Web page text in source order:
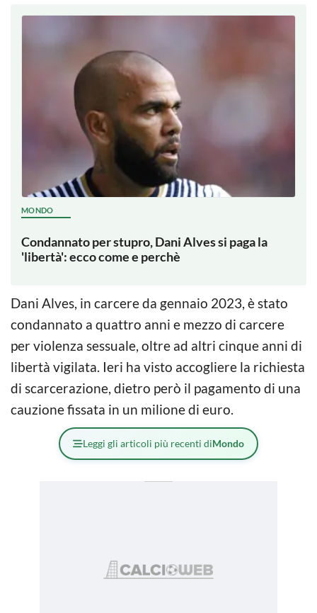
MONDO
Condannato per stupro, Dani Alves si paga la
'libertà': ecco come e perchè
Dani Alves, in carcere da gennaio 2023, è stato
condannato a quattro anni e mezzo di carcere
per violenza sessuale, oltre ad altri cinque anni di
libertà vigilata. Ieri ha visto accogliere la richiesta
di scarcerazione, dietro però il pagamento di una
cauzione fissata in un milione di euro.
Leggi gli articoli più recenti diMondo